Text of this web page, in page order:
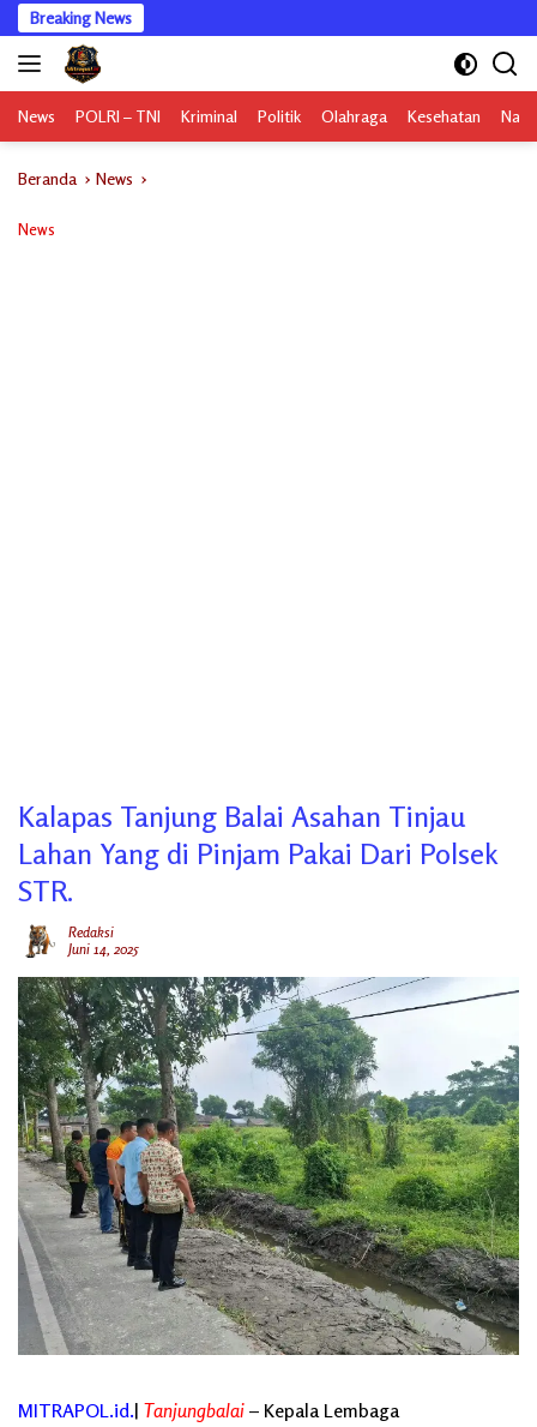
Langsung
ke
konten
Breaking News
News POLRI – TNI Kriminal Politik Olahraga Kesehatan
Beranda News
News
Kalapas Tanjung Balai Asahan Tinjau
Lahan Yang di Pinjam Pakai Dari Polsek
STR.
Redaksi
Juni 14, 2025
MITRAPOL.id.| Tanjungbalai – Kepala Lembaga